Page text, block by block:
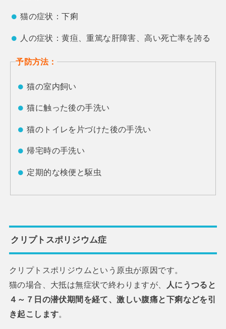
猫の症状：下痢
人の症状：黄疸、重篤な肝障害、高い死亡率を誇る
予防方法：
猫の室内飼い
猫に触った後の手洗い
猫のトイレを片づけた後の手洗い
帰宅時の手洗い
定期的な検便と駆虫
クリプトスポリジウム症
クリプトスポリジウムという原虫が原因です。
猫の場合、大抵は無症状で終わりますが、
人にうつると
４～７日の潜伏期間を経て、激しい腹痛と下痢などを引
き起こします。